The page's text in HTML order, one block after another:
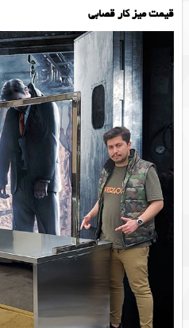
قیمت میز کار قصابی